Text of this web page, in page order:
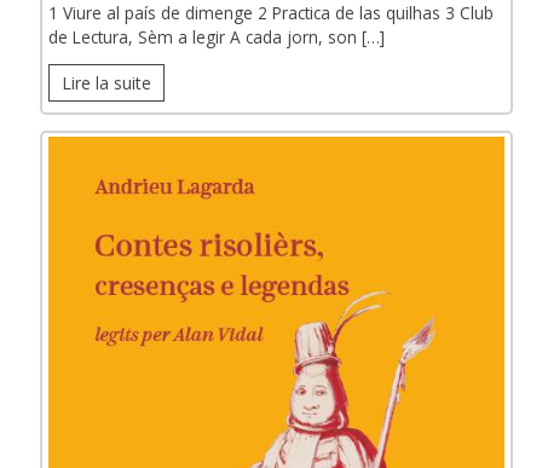
1 Viure al país de dimenge 2 Practica de las quilhas 3 Club
de Lectura, Sèm a legir A cada jorn, son […]
Lire la suite